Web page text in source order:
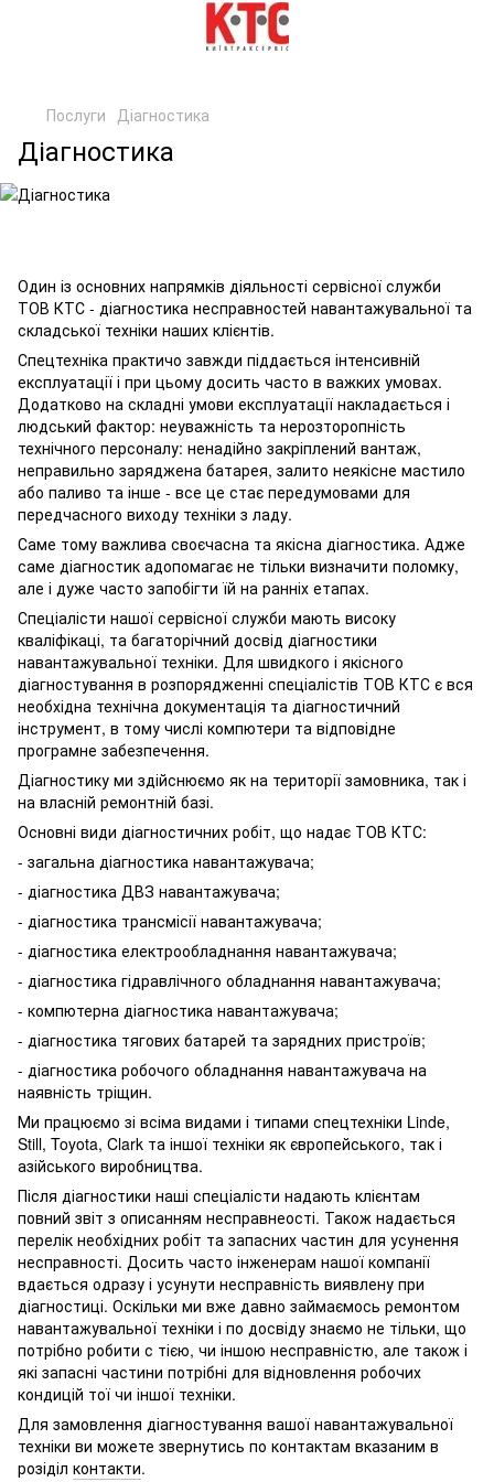
Послуги Діагностика
Діагностика
Один із основних напрямків діяльності сервісної служби
ТОВ КТС - діагностика несправностей навантажувальної та
складської техніки наших клієнтів.
Спецтехніка практичо завжди піддається інтенсивній
експлуатації і при цьому досить часто в важких умовах.
Додатково на складні умови експлуатації накладається і
людський фактор: неуважність та нерозторопність
технічного персоналу: ненадійно закріплений вантаж,
неправильно заряджена батарея, залито неякісне мастило
або паливо та інше - все це стає передумовами для
передчасного виходу техніки з ладу.
Саме тому важлива своєчасна та якісна діагностика. Адже
саме діагностик адопомагає не тільки визначити поломку,
але і дуже часто запобігти їй на ранніх етапах.
Спеціалісти нашої сервісної служби мають високу
кваліфікаці, та багаторічний досвід діагностики
навантажувальної техніки. Для швидкого і якісного
діагностування в розпорядженні спеціалістів ТОВ КТС є вся
необхідна технічна документація та діагностичний
інструмент, в тому числі компютери та відповідне
програмне забезпечення.
Діагностику ми здійснюємо як на території замовника, так і
на власній ремонтній базі.
Основні види діагностичних робіт, що надає ТОВ КТС:
- загальна діагностика навантажувача;
- діагностика ДВЗ навантажувача;
- діагностика трансмісії навантажувача;
- діагностика електрообладнання навантажувача;
- діагностика гідравлічного обладнання навантажувача;
- компютерна діагностика навантажувача;
- діагностика тягових батарей та зарядних пристроїв;
- діагностика робочого обладнання навантажувача на
наявність тріщин.
Ми працюємо зі всіма видами і типами спецтехніки Linde,
Still, Toyota, Clark та іншої техніки як європейського, так і
азійського виробництва.
Після діагностики наші спеціалісти надають клієнтам
повний звіт з описанням несправнеості. Також надається
перелік необхідних робіт та запасних частин для усунення
несправності. Досить часто інженерам нашої компанії
вдається одразу і усунути несправність виявлену при
діагностиці. Оскільки ми вже давно займаємось ремонтом
навантажувальної техніки і по досвіду знаємо не тільки, що
потрібно робити с тією, чи іншою несправністю, але також і
які запасні частини потрібні для відновлення робочих
кондицій тої чи іншої техніки.
Для замовлення діагностування вашої навантажувальної
техніки ви можете звернутись по контактам вказаним в
розіділ контакти.